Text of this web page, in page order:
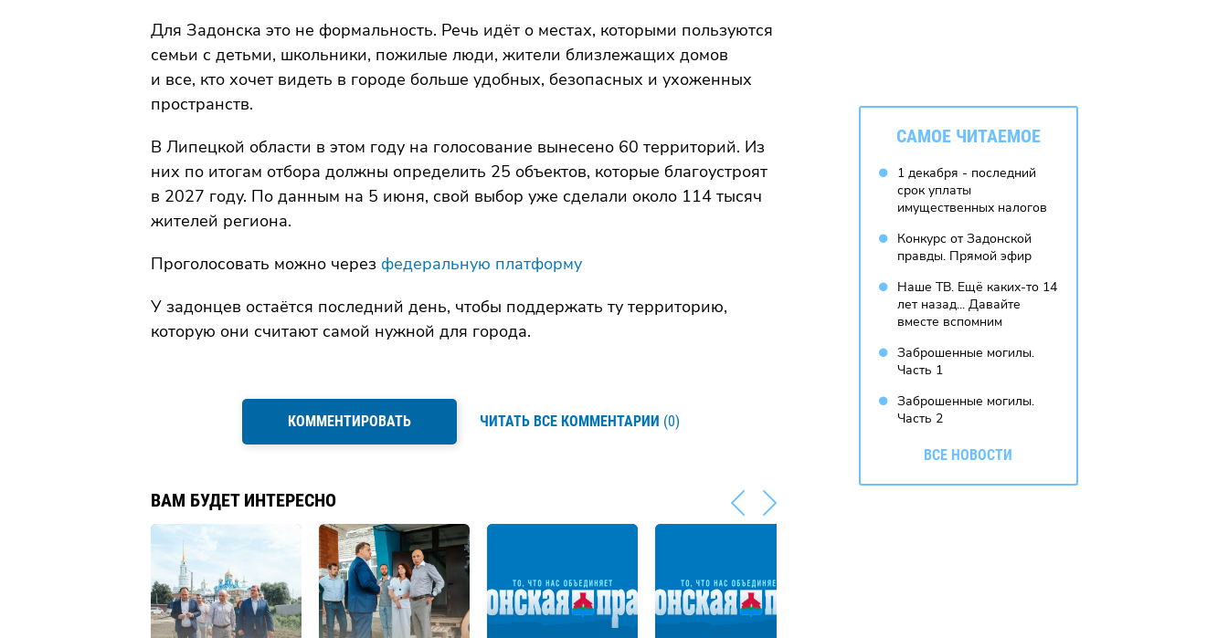
Для Задонска это не формальность. Речь идёт о местах, которыми пользуются
семьи с детьми, школьники, пожилые люди, жители близлежащих домов
и все, кто хочет видеть в городе больше удобных, безопасных и ухоженных
пространств.
В Липецкой области в этом году на голосование вынесено 60 территорий. Из
них по итогам отбора должны определить 25 объектов, которые благоустроят
в 2027 году. По данным на 5 июня, свой выбор уже сделали около 114 тысяч
жителей региона.
Проголосовать можно через федеральную платформу
У задонцев остаётся последний день, чтобы поддержать ту территорию,
которую они считают самой нужной для города.
КОММЕНТИРОВАТЬ ЧИТАТЬ ВСЕ КОММЕНТАРИИ (0)
ВАМ БУДЕТ ИНТЕРЕСНО
CАМОЕ ЧИТАЕМОЕ
1 декабря - последний
срок уплаты
имущественных налогов
Конкурс от Задонской
правды. Прямой эфир
Наше ТВ. Ещё каких-то 14
лет назад... Давайте
вместе вспомним
Заброшенные могилы.
Часть 1
Заброшенные могилы.
Часть 2
ВСЕ НОВОСТИ